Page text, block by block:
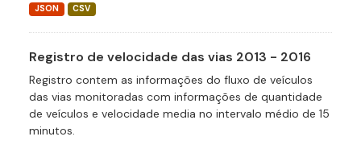
JSON CSV
Registro de velocidade das vias 2013 - 2016
Registro contem as informações do fluxo de veículos
das vias monitoradas com informações de quantidade
de veículos e velocidade media no intervalo médio de 15
minutos.